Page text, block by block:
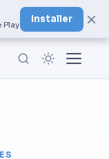
Play
Installer ×